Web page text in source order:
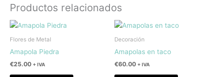
Productos relacionados
Flores de Metal
Amapola Piedra
€25.00 + IVA
Decoración
Amapolas en taco
€60.00 + IVA